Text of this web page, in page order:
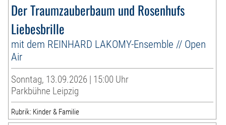
Der Traumzauberbaum und Rosenhufs
Liebesbrille
mit dem REINHARD LAKOMY-Ensemble // Open
Air
Sonntag, 13.09.2026 | 15:00 Uhr
Parkbühne Leipzig
Rubrik: Kinder & Familie